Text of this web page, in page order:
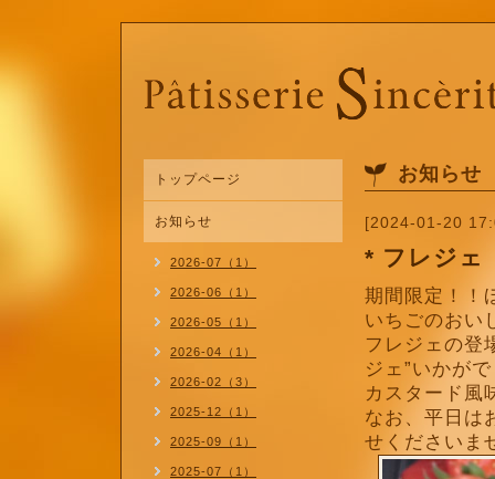
お知らせ
[2024-01-20
* フレジェ
期間限定！！
いちごのおい
フレジェの登
ジェ”いかが
カスタード風
なお、平日は
せくださいま
トップページ
お知らせ
2026-07（1）
2026-06（1）
2026-05（1）
2026-04（1）
2026-02（3）
2025-12（1）
2025-09（1）
2025-07（1）